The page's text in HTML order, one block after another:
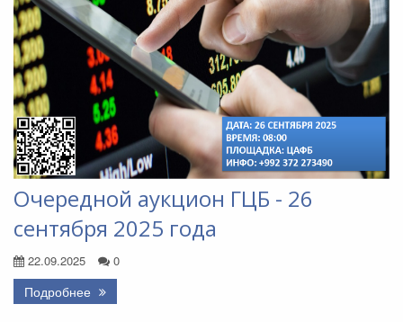
Очередной аукцион ГЦБ - 26
сентября 2025 года
22.09.2025 0
Подробнее